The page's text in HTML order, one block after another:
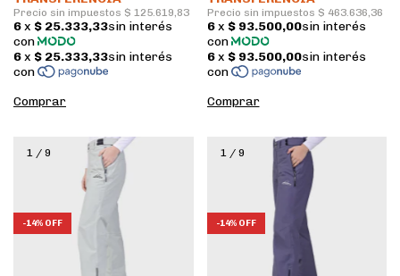
Comprar Comprar
1 / 9
-14% OFF
1 / 9
-14% OFF